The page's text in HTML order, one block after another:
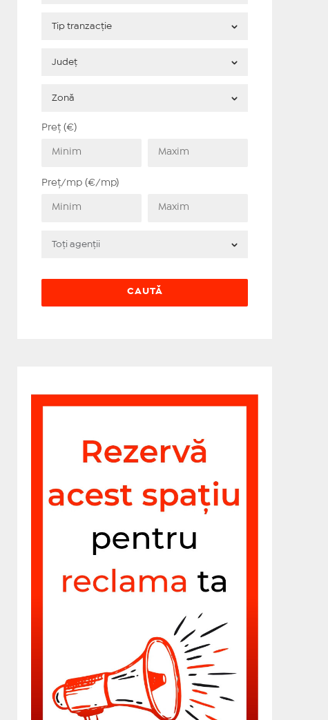
Preț (€)
Preț/mp (€/mp)